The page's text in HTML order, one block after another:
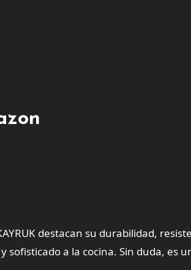
destacan su durabilidad,
a la cocina. Sin duda, es